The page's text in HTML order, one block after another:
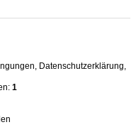
, Datenschutzerklärung,
1